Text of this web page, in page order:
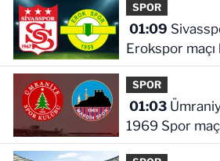
SPOR
01:09
Erokspor
kaçta
SPOR
01:03Ümraniyespor Mardin
1969 Spor
saat kaçta!